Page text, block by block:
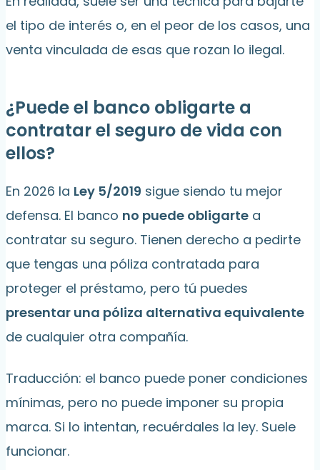
el tipo de interés o, en el peor de los casos, una
venta vinculada de esas que rozan lo ilegal.
¿Puede el banco obligarte a
contratar el seguro de vida con
ellos?
En 2026 la Ley 5/2019 sigue siendo tu mejor
defensa. El banco no puede obligarte a
contratar su seguro. Tienen derecho a pedirte
que tengas una póliza contratada para
proteger el préstamo, pero tú puedes
presentar una póliza alternativa equivalente
de cualquier otra compañía.
Traducción: el banco puede poner condiciones
mínimas, pero no puede imponer su propia
marca. Si lo intentan, recuérdales la ley. Suele
funcionar.